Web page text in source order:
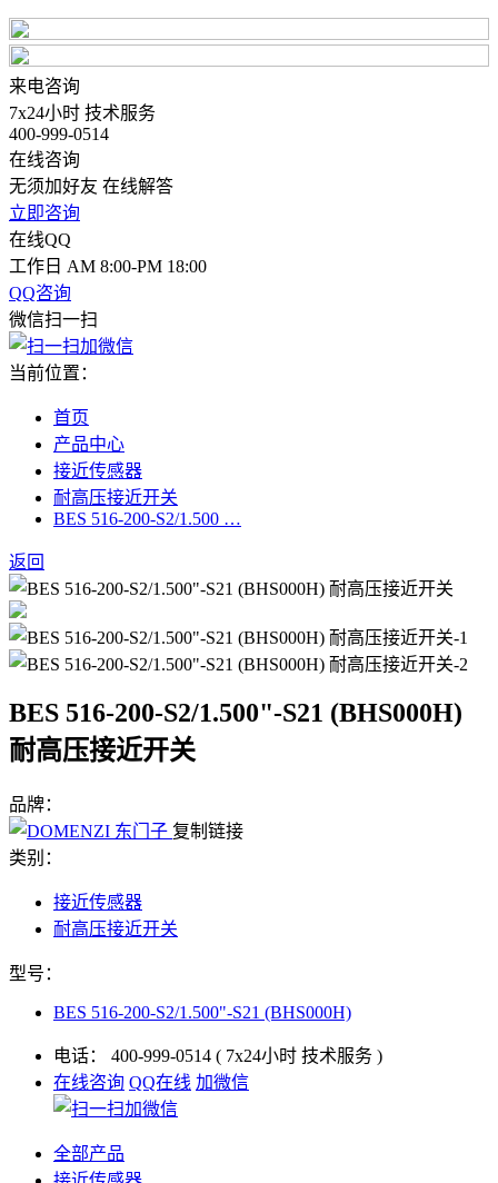
来电咨询
7x24小时 技术服务
400-999-0514
在线咨询
无须加好友 在线解答
立即咨询
在线QQ
工作日 AM 8:00-PM 18:00
QQ咨询
微信扫一扫
当前位置：
首页
产品中心
接近传感器
耐高压接近开关
BES 516-200-S2/1.500 …
返回
BES 516-200-S2/1.500"-S21 (BHS000H)
耐高压接近开关
品牌：
复制链接
类别：
接近传感器
耐高压接近开关
型号：
BES 516-200-S2/1.500"-S21 (BHS000H)
电话： 400-999-0514 ( 7x24小时 技术服务 )
在线咨询 QQ在线 加微信
全部产品